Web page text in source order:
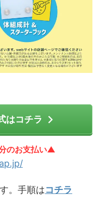
はコチラ
のお支払い▲
。手順はコチラ